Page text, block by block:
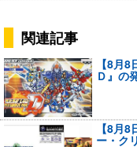
関連記事
【8月
Ｄ』の
【8月
ー・ク